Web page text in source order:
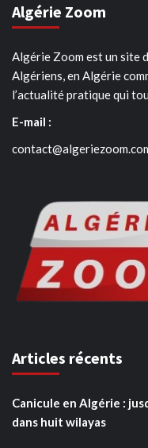
Algérie Zoom
Algérie Zoom est un site
Algériens, en Algérie
l’actualité pratique qui
E-mail :
Articles récents
Canicule en Algérie :
dans huit wilayas